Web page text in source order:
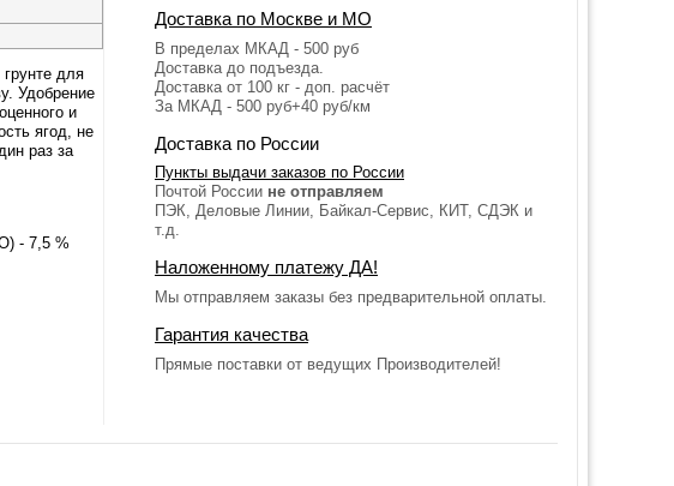
для
Удобрение
и
ягод, не
раз за
- 7,5 %
Доставка по Москве и МО
В пределах МКАД - 500 руб
Доставка до подъезда.
Доставка от 100 кг - доп. расчёт
За МКАД - 500 руб+40 руб/км
Доставка по России
Пункты выдачи заказов по России
Почтой России не отправляем
ПЭК, Деловые Линии, Байкал-Сервис, КИТ, СДЭК и
т.д.
Наложенному платежу ДА!
Мы отправляем заказы без предварительной оплаты.
Гарантия качества
Прямые поставки от ведущих Производителей!